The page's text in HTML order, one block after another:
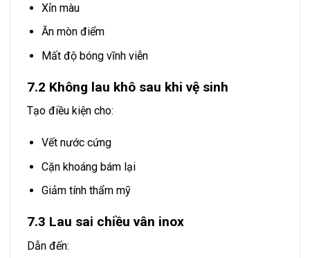
Xỉn màu
Ăn mòn điểm
Mất độ bóng vĩnh viễn
7.2 Không lau khô sau khi vệ sinh
Tạo điều kiện cho:
Vết nước cứng
Cặn khoáng bám lại
Giảm tính thẩm mỹ
7.3 Lau sai chiều vân inox
Dẫn đến: